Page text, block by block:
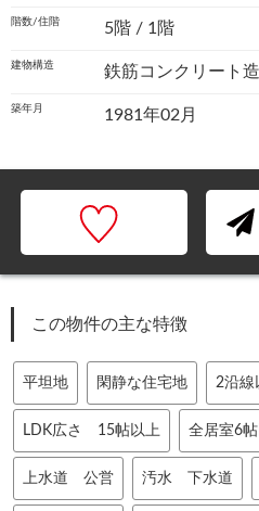
階数/住階 5階 / 1階
建物構造 鉄筋コンクリート
築年月 1981年02月
この物件の主な特徴
平坦地 閑静な住宅地 2沿線
LDK広さ 15帖以上 全居室6
上水道 公営 汚水 下水道